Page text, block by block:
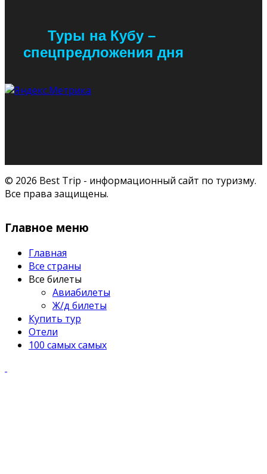
Туры на Кубу –
спецпредложения дня
© 2026 Best Trip - информационный сайт по туризму.
Все права защищены.
Главное меню
Главная
Все страны
Все билеты
Авиабилеты
Ж/д билеты
Купить тур
Отели
100 самых самых